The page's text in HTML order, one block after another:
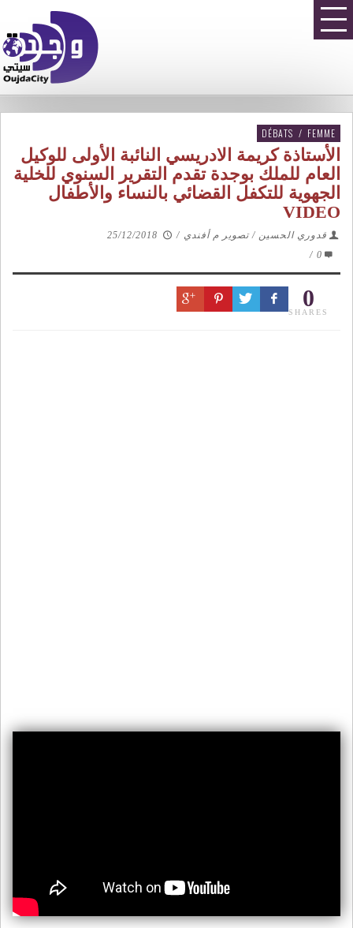
DÉBATS / FEMME
الأستاذة كريمة الادريسي النائبة الأولى للوكيل
العام للملك بوجدة تقدم التقرير السنوي للخلية
الجهوية للتكفل القضائي بالنساء والأطفال
VIDEO
قدوري الحسين / تصوير م أفندي /
25/12/2018
0
/
0
SHARES